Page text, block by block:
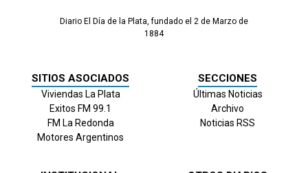
Diario El Día de la Plata, fundado el 2 de Marzo de
1884
SITIOS ASOCIADOS
Viviendas La Plata
Exitos FM 99.1
FM La Redonda
Motores Argentinos
SECCIONES
Últimas Noticias
Archivo
Noticias RSS